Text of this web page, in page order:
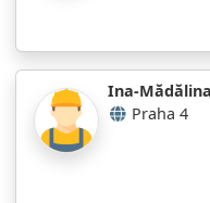
Ina-
Praha 4